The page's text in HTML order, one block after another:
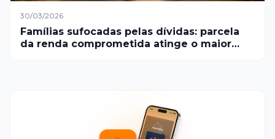
30/03/2026
Famílias sufocadas pelas dívidas: parcela
da renda comprometida atinge o maior